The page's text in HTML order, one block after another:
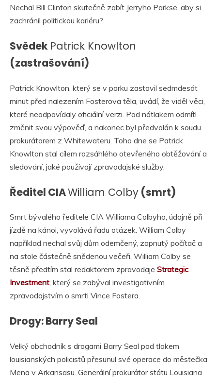
Nechal Bill Clinton skutečně zabít Jerryho Parkse, aby si
zachránil politickou kariéru?
Svědek Patrick Knowlton
(zastrašování)
Patrick Knowlton, který se v parku zastavil sedmdesát
minut před nalezením Fosterova těla, uvádí, že viděl věci,
které neodpovídaly oficiální verzi. Pod nátlakem odmítl
změnit svou výpověď, a nakonec byl předvolán k soudu
prokurátorem z Whitewateru. Toho dne se Patrick
Knowlton stal cílem rozsáhlého otevřeného obtěžování a
sledování, jaké používají zpravodajské služby.
Ředitel CIAWilliam Colby (smrt)
Smrt bývalého ředitele CIA Williama Colbyho, údajně při
jízdě na kánoi, vyvolává řadu otázek. William Colby
například nechal svůj dům odemčený, zapnutý počítač a
na stole částečně snědenou večeři. William Colby se
těsně předtím stal redaktorem zpravodaje Strategic
Investment, který se zabýval investigativním
zpravodajstvím o smrti Vince Fostera.
Drogy: Barry Seal
Velký obchodník s drogami Barry Seal pod tlakem
louisianských policistů přesunul své operace do městečka
Mena v Arkansasu. Generální prokurátor státu Louisiana